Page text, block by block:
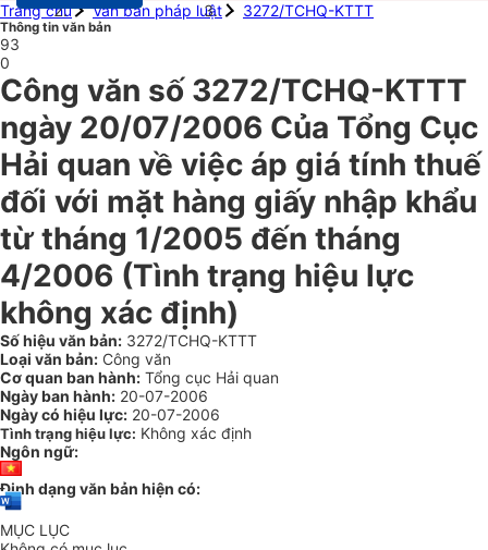
Trang chủ
Văn bản pháp luật 3272/TCHQ-KTTT
Thông tin văn bản
93
0
Công văn số 3272/TCHQ-KTTT
ngày 20/07/2006 Của Tổng Cục
Hải quan về việc áp giá tính thuế
đối với mặt hàng giấy nhập khẩu
từ tháng 1/2005 đến tháng
4/2006 (Tình trạng hiệu lực
không xác định)
Số hiệu văn bản: 3272/TCHQ-KTTT
Loại văn bản: Công văn
Cơ quan ban hành: Tổng cục Hải quan
Ngày ban hành: 20-07-2006
Ngày có hiệu lực: 20-07-2006
Tình trạng hiệu lực: Không xác định
Ngôn ngữ:
Định dạng văn bản hiện có:
MỤC LỤC